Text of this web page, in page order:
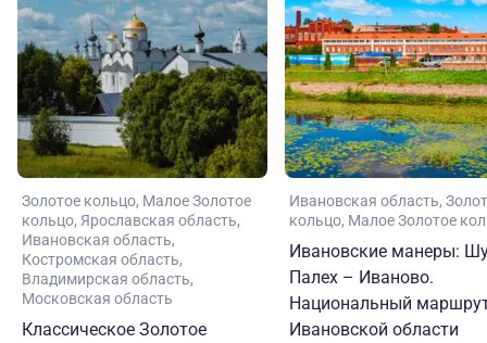
Золотое кольцо Малое Золотое
кольцо Ярославская область
Ивановская область
Костромская область
Владимирская область
Московская область
Классическое Золотое
Ивановская область
кольцо Малое Золотое
Ивановские манеры:
Палех – Иваново.
Национальный
Ивановской области